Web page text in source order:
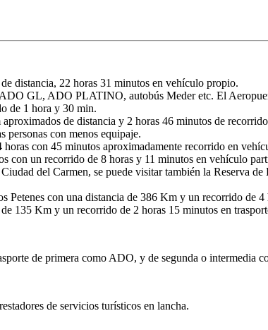
distancia, 22 horas 31 minutos en vehículo propio.
GL, ADO PLATINO, autobús Meder etc. El
de 1 hora y 30 min.
de distancia y 2 horas 46 minutos de
personas con menos equipaje.
con 45 minutos aproximadamente recorrido en
un recorrido de 8 horas y 11 minutos en vehículo
del Carmen, se puede visitar también la Reserva
Petenes con una distancia de 386 Km y un recorrido de
135 Km y un recorrido de 2 horas 15 minutos en
de primera como ADO, y de segunda o intermedia
de servicios turísticos en lancha.